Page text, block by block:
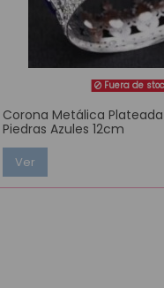
Fuera de
Corona Metálica
Piedras Azules 12cm
Ver